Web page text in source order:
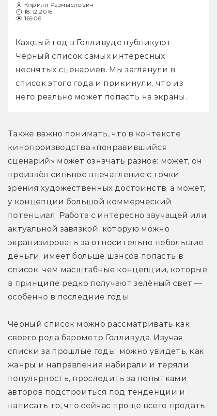
Кирилл Размыслович
18.12.2016
16906
Каждый год в Голливуде публикуют
Чёрный список самых интересных
неснятых сценариев. Мы заглянули в
список этого года и прикинули, что из
него реально может попасть на экраны.
Также важно понимать, что в контексте
кинопроизводства «понравившийся
сценарий» может означать разное: может, он
произвёл сильное впечатление с точки
зрения художественных достоинств, а может,
у концепции большой коммерческий
потенциал. Работа с интересно звучащей или
актуальной завязкой, которую можно
экранизировать за относительно небольшие
деньги, имеет больше шансов попасть в
список, чем масштабные концепции, которые
в принципе редко получают зелёный свет —
особенно в последние годы.
Чёрный список можно рассматривать как
своего рода барометр Голливуда. Изучая
списки за прошлые годы, можно увидеть, как
жанры и направления набирали и теряли
популярность, проследить за попытками
авторов подстроиться под тенденции и
написать то, что сейчас проще всего продать.